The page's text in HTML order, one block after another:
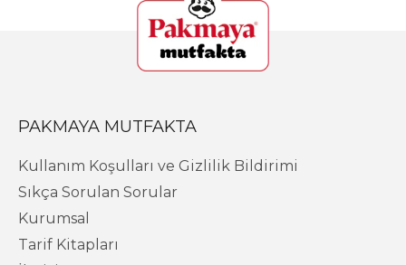
PAKMAYA MUTFAKTA
Kullanım Koşulları ve Gizlilik Bildirimi
Sıkça Sorulan Sorular
Kurumsal
Tarif Kitapları